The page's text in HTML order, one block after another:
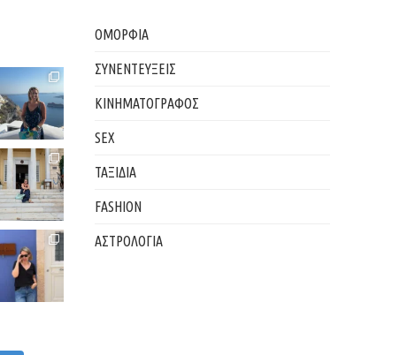
ΟΜΟΡΦΙΑ
ΣΥΝΕΝΤΕΥΞΕΙΣ
ΚΙΝΗΜΑΤΟΓΡΑΦΟΣ
SEX
ΤΑΞΙΔΙΑ
FASHION
ΑΣΤΡΟΛΟΓΙΑ